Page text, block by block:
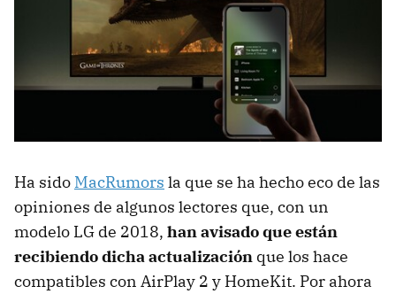
Ha sido MacRumors la que se ha hecho eco de las
opiniones de algunos lectores que, con un
modelo LG de 2018, han avisado que están
recibiendo dicha actualización que los hace
compatibles con AirPlay 2 y HomeKit. Por ahora